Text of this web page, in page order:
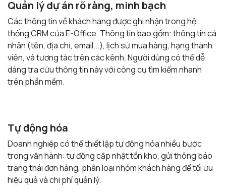
Quản lý dự án rõ ràng, minh bạch
Các thông tin về khách hàng được ghi nhận trong hệ
thống CRM của E-Office. Thông tin bao gồm: thông tin cá
nhân (tên, địa chỉ, email...), lịch sử mua hàng, hạng thành
viên, và tương tác trên các kênh. Người dùng có thể dễ
dàng tra cứu thông tin này với công cụ tìm kiếm nhanh
trên phần mềm.
Tự động hóa
Doanh nghiệp có thể thiết lập tự động hóa nhiều bước
trong vận hành: tự động cập nhật tồn kho, gửi thông báo
trạng thái đơn hàng, phân loại nhóm khách hàng để tối ưu
hiệu quả và chi phí quản lý.